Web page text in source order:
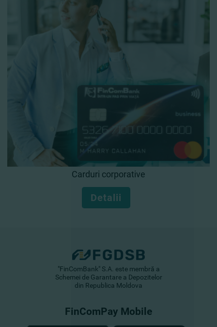
Carduri corporative
Detalii
"FinComBank" S.A. este membră a
Schemei de Garantare a Depozitelor
din Republica Moldova
FinComPay Mobile